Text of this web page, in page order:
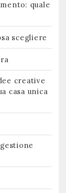
quale
scegliere
creative
casa unica